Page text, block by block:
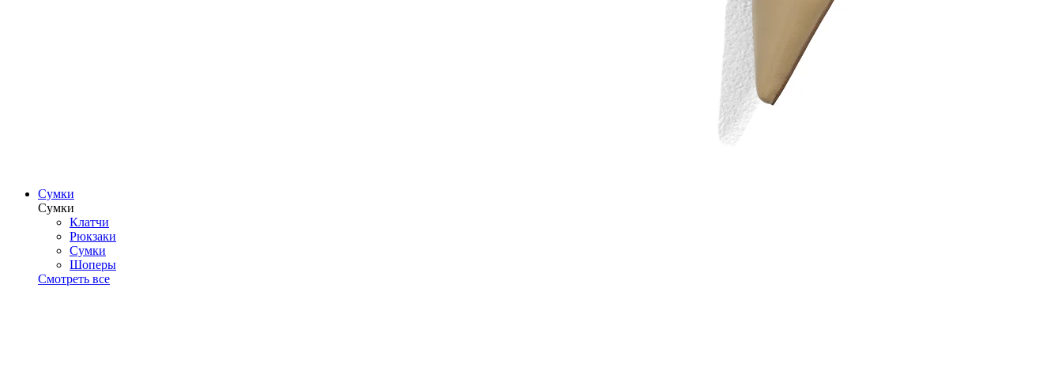
Сумки
Сумки
Клатчи
Рюкзаки
Сумки
Шоперы
Смотреть все